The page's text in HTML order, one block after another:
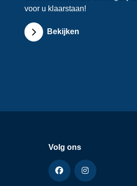
voor u klaarstaan!
Bekijken
Volg ons